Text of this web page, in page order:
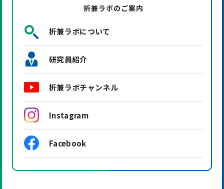
折兼ラボのご案内
折兼ラボについて
研究員紹介
折兼ラボチャンネル
Instagram
Facebook